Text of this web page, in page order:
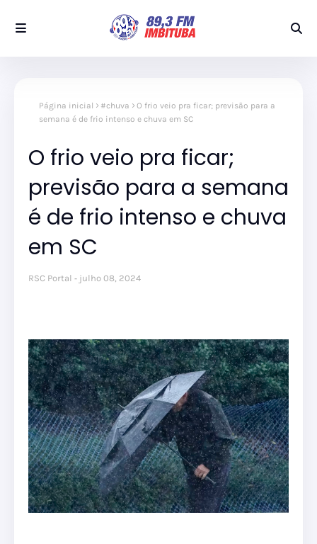
Página inicial #chuva
O frio veio pra ficar; previsão para a
semana é de frio intenso e chuva em SC
O frio veio pra ficar;
previsão para a semana
é de frio intenso e chuva
em SC
RSC Portal julho 08, 2024